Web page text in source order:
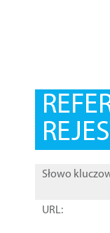
Słowo
URL: